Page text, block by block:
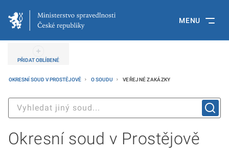
MENU
PŘIDAT OBLÍBENÉ
OKRESNÍ SOUD V PROSTĚJOVĚ O SOUDU VEŘEJNÉ ZAKÁZKY
Okresní soud v Prostějově